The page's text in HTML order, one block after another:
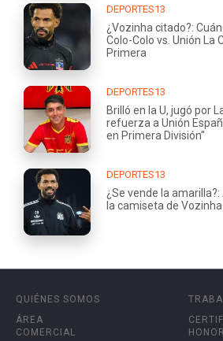
DEPORTES13
¿Vozinha citado?:
Colo-Colo vs. Unión La
Primera
DEPORTES13
Brilló en la U, jugó por
refuerza a Unión
en Primera División"
DEPORTES13
¿Se vende la
la camiseta de
QUIÉNES SOMOS
ÁREA
COMERCIAL